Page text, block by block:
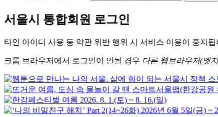
서울시 통합회원 로그인
타인 아이디 사용 등 약관 위반 행위 시 서비스 이용이 중지됩
크롬 브라우저에서 로그인이 안될 경우 다른 웹브라우저(엣